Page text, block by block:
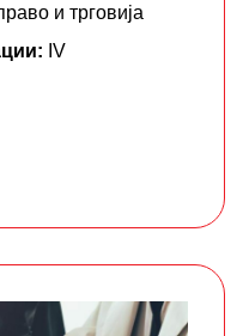
и трговија
IV